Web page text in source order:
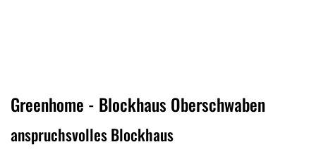
Greenhome - Blockhaus Oberschwaben
anspruchsvolles Blockhaus